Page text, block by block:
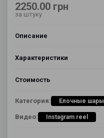
2250.00 грн
за штуку
Описание
Характеристики
Стоимость
Категория: Елочные шары
Видео: Instagram reel